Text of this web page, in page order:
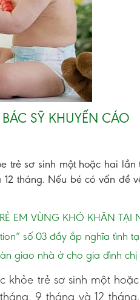
SỸ KHUYẾN CÁO
trẻ sơ sinh một hoặc hai
tháng. Nếu bé có vấn đề
EM VÙNG KHÓ KHĂN TẠI
số 03 đầy ắp nghĩa tình
giao nhà ở cho gia đình chị
khỏe trẻ sơ sinh một
9 tháng và 12